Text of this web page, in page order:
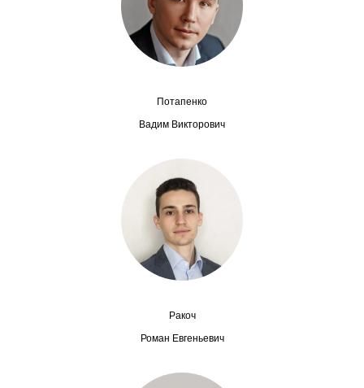
Проблемы прогнозирования
О журнале
Номера журналов
Информация для авторов
Общие требования
Стандарты оформления
О журнале
Потапенко
Вадим Викторович
Ракоч
Роман Евгеньевич